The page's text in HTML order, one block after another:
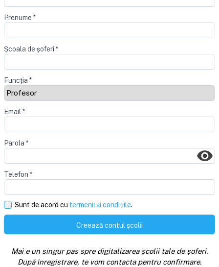
Prenume *
Școala de șoferi *
Funcția *
Email *
Parola *
Telefon *
Sunt de acord cu termenii și condițiile.
Creează contul școlii
Mai e un singur pas spre digitalizarea școlii tale de șoferi.
După înregistrare, te vom contacta pentru confirmare.